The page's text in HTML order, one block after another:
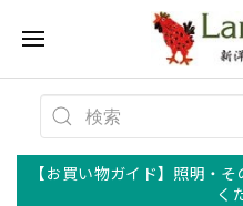
【お買い物ガイド】照明
く